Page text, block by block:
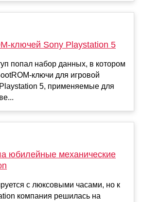
ключей Sony Playstation 5
попал набор данных, в котором
ключи для игровой
5, применяемые для
юбилейные механические
с люксовыми часами, но к
компания решилась на